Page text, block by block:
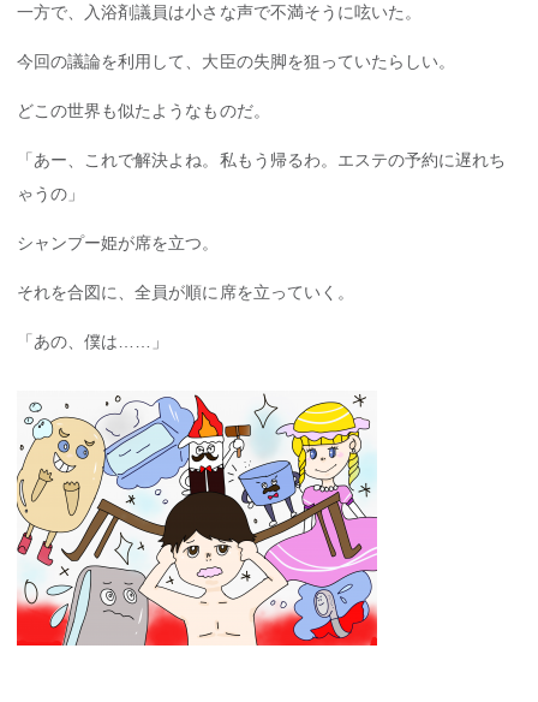
一方で、入浴剤議員は小さな声で不満そうに呟いた。
今回の議論を利用して、大臣の失脚を狙っていたらしい。
どこの世界も似たようなものだ。
「あー、これで解決よね。私もう帰るわ。エステの予約に遅れち
ゃうの」
シャンプー姫が席を立つ。
それを合図に、全員が順に席を立っていく。
「あの、僕は……」